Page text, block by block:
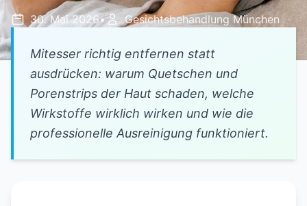
30. Mai 2026• Gesichtsbehandlung München
Mitesser richtig entfernen statt
ausdrücken: warum Quetschen und
Porenstrips der Haut schaden, welche
Wirkstoffe wirklich wirken und wie die
professionelle Ausreinigung funktioniert.